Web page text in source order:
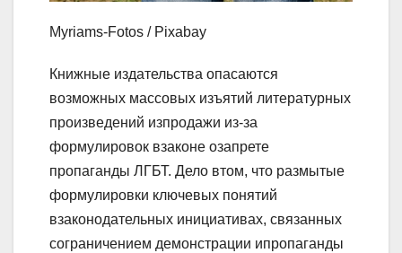
Myriams-Fotos / Pixabay
Книжные издательства опасаются
возможных массовых изъятий литературных
произведений изпродажи из-за
формулировок взаконе озапрете
пропаганды ЛГБТ. Дело втом, что размытые
формулировки ключевых понятий
взаконодательных инициативах, связанных
сограничением демонстрации ипропаганды